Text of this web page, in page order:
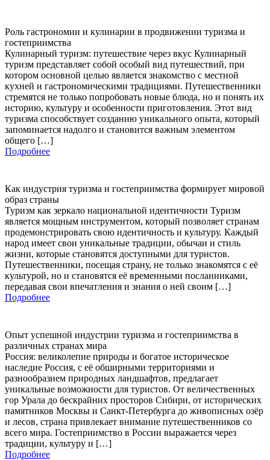
Роль гастрономии и кулинарии в продвижении туризма и
гостеприимства
Кулинарный туризм: путешествие через вкус Кулинарный
туризм представляет собой особый вид путешествий, при
котором основной целью является знакомство с местной
кухней и гастрономическими традициями. Путешественники
стремятся не только попробовать новые блюда, но и понять их
историю, культуру и особенности приготовления. Этот вид
туризма способствует созданию уникального опыта, который
запоминается надолго и становится важным элементом
общего […]
Подробнее
Как индустрия туризма и гостеприимства формирует мировой
образ страны
Туризм как зеркало национальной идентичности Туризм
является мощным инструментом, который позволяет странам
продемонстрировать свою идентичность и культуру. Каждый
народ имеет свои уникальные традиции, обычаи и стиль
жизни, которые становятся доступными для туристов.
Путешественники, посещая страну, не только знакомятся с её
культурой, но и становятся её временными посланниками,
передавая свои впечатления и знания о ней своим […]
Подробнее
Опыт успешной индустрии туризма и гостеприимства в
различных странах мира
Россия: великолепие природы и богатое историческое
наследие Россия, с её обширными территориями и
разнообразием природных ландшафтов, предлагает
уникальные возможности для туристов. От величественных
гор Урала до бескрайних просторов Сибири, от исторических
памятников Москвы и Санкт-Петербурга до живописных озёр
и лесов, страна привлекает внимание путешественников со
всего мира. Гостеприимство в России выражается через
традиции, культуру и […]
Подробнее